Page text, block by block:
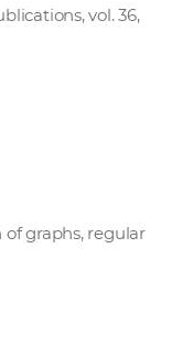
v
a
vol. 36,
graphs, regular